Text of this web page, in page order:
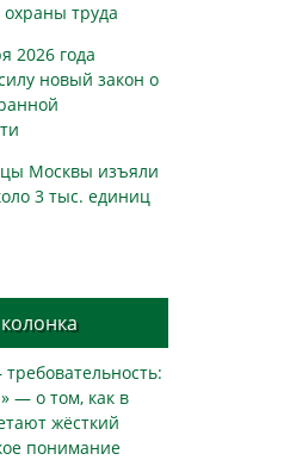
труда
2026 года
новый закон о
Москвы изъяли
3 тыс. единиц
— о том, как в
жёсткий
понимание